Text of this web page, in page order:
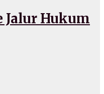
Jalur Hukum